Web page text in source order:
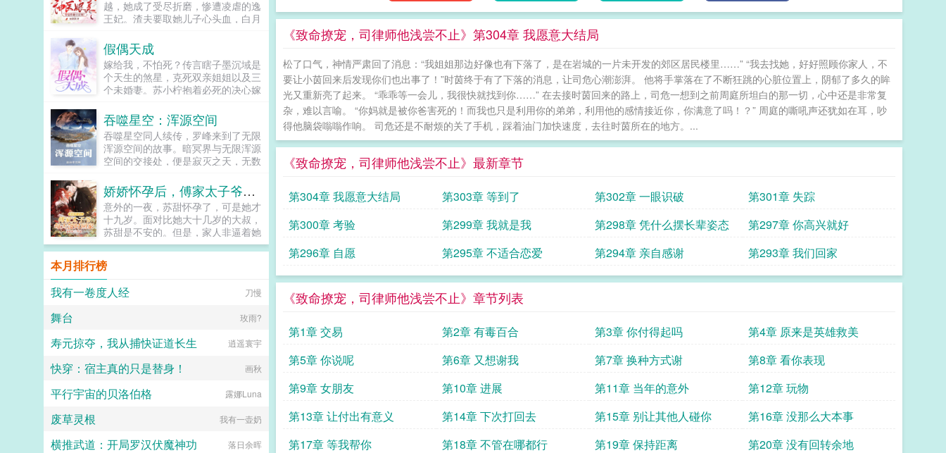
《致命撩宠，司律师他浅尝不止》第304章 我愿意大结局
松了口气，神情严肃回了消息：“我姐姐那边好像也有下落了，是在岩城的一片未开发的郊区居民楼里……” “我去找她，好好照顾你家人，不
要让小茵回来后发现你们也出事了！”时茵终于有了下落的消息，让司危心潮澎湃。 他将手掌落在了不断狂跳的心脏位置上，阴郁了多久的眸
光又重新亮了起来。 “乖乖等一会儿，我很快就找到你……” 在去接时茵回来的路上，司危一想到之前周庭所坦白的那一切，心中还是非常复
杂，难以言喻。 “你妈就是被你爸害死的！而我也只是利用你的弟弟，利用他的感情接近你，你满意了吗！？” 周庭的嘶吼声还犹如在耳，吵
得他脑袋嗡嗡作响。 司危还是不耐烦的关了手机，踩着油门加快速度，去往时茵所在的地方。...
《致命撩宠，司律师他浅尝不止》最新章节
第304章 我愿意大结局 第303章 等到了 第302章 一眼识破
第301章 失踪
第300章 考验
第299章 我就是我 第298章 凭什么摆长辈姿态
第297章 你高兴就好
第296章 自愿
第295章 不适合恋爱 第294章 亲自感谢 第293章 我们回家
《致命撩宠，司律师他浅尝不止》章节列表
第1章 交易 第2章 有毒百合 第3章 你付得起吗
第4章 原来是英雄救美
第5章 你说呢
第6章 又想谢我 第7章 换种方式谢
第8章 看你表现
第9章 女朋友
第10章 进展 第11章 当年的意外
第12章 玩物
第13章 让付出有意义
第14章 下次打回去 第15章 别让其他人碰你
第16章 没那么大本事
第17章 等我帮你
第18章 不管在哪都行 第19章 保持距离
第20章 没有回转余地
违背妇女意愿是犯法的，我就要嫁给
你！贺南章说的什么胡话！多年后贺
说胡话的！贺南章直接把人扛到婚礼
现场我当真了！...
尽的诡异残骸。屈指一弹，便是白气
化剑，斩万丈桃林。怎么回事，你们
啊！...
越，她成了受尽折磨，惨遭凌虐的逸
王妃。渣夫要取她儿子心头血，白月
烂牌的苏清月丝毫不慌，看她一手医
术，一手萌宝，将欺辱之人打的落花
流水，桃花更是朵朵开。只是这不知
从哪冒出来的男人突然堵在门边，直
称她是他自己夫君。某日。小团子指
聘礼又来了！...
假偶天成
嫁给我，不怕死？传言瞎子墨沉域是
个天生的煞星，克死双亲姐姐以及三
个未婚妻。苏小柠抱着必死的决心嫁
想到，她被他宠上了天。他说，她是
我的女人，只有我可以欺负。他说，
谁敢动我的女人，我让他生不如死。
他还说，我的女人要给我生一堆孩
子。...
吞噬星空：浑源空间
吞噬星空同人续传，罗峰来到了无限
浑源空间的故事。暗冥界与无限浑源
空间的交接处，便是寂灭之天，无数
消散毁灭，而也只有领主级浑源生
命，才能够抵挡‘寂灭之天’的灭绝之
力。在寂灭之天内，有一根‘天渊
柱’（时空轴心），其内部名为浑源
天渊（也称为太初之地），外表看着
其实是一根巨大无边的柱子，上面雕
刻着深奥无比的‘空间禁忌’与‘时间禁
忌’，交汇形成了‘时空禁忌’，这是‘天
渊柱’支撑的关键所在。然而，覆灭
是世界的终点，轮回是世界的本质，
有始有终，终而又始，为轮回，世界
娇娇怀孕后，傅家太子爷每天按时回家
意外的一夜，苏甜怀孕了，可是她才
十九岁。面对比她大十几岁的大叔，
苏甜是不安的。但是，家人非逼着她
嫁给六十岁的老头，她没有办法，只
能联系大叔。大叔却一口肯定，让她
把孩子生下来，并且亲自上门提亲。
被势力父母侮辱拿不出彩礼的大叔转
头吩咐助理带着六百万现金上门。泼
给你们双倍，以后苏甜跟你们没有任
庭离开，开启了新的人生。别墅，大
是再不生，我就忍不住了...
本月排行榜
我有一卷度人经
刀慢
舞台 玫雨?
寿元掠夺，我从捕快证道长生 逍遥寰宇
快穿：宿主真的只是替身！ 画秋
平行宇宙的贝洛伯格 露娜Luna
废草灵根 我有一壶奶
横推武道：开局罗汉伏魔神功 落日余晖